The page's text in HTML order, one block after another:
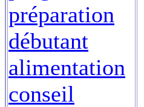
préparation
débutant
alimentation
conseil